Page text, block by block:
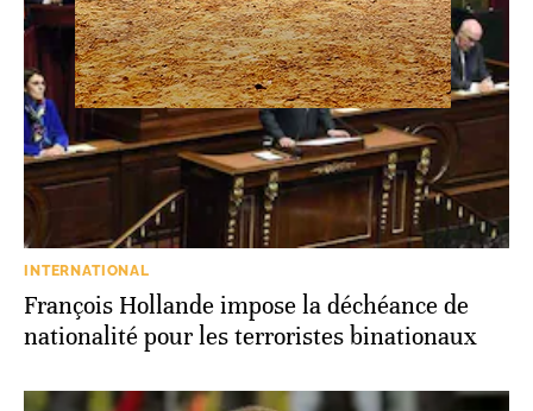
INTERNATIONAL
François Hollande impose la déchéance de
nationalité pour les terroristes binationaux